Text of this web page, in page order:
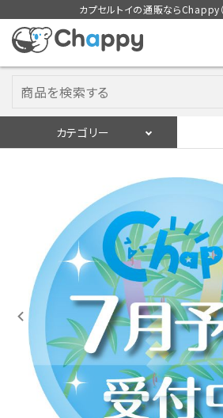
カプセルトイの通販ならChappy（
カテゴリー
入荷スケジュールをチェッ
カプセルトイマシン本体
カプセルトイ
販促用空カプセル
レンタル